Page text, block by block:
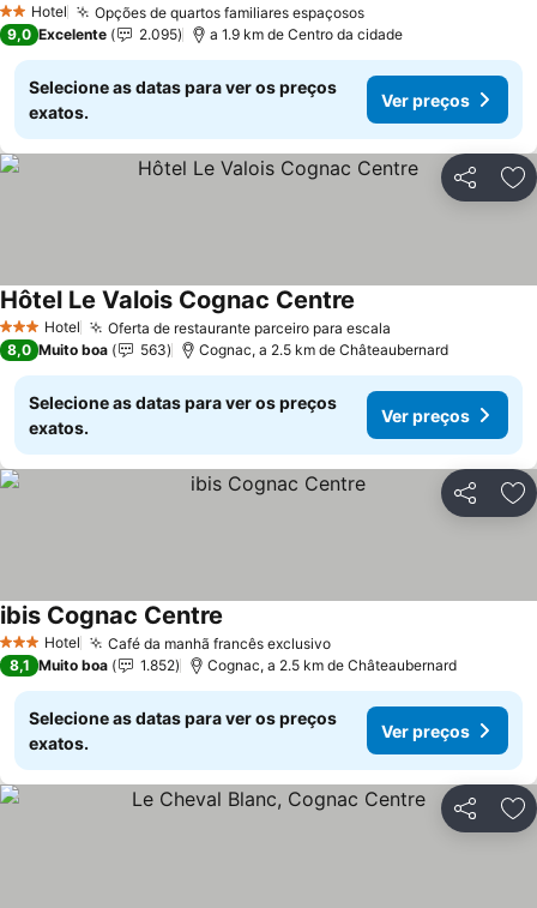
2 Estrelas
Hotel Opções de quartos familiares espaçososVer preços
9,0 Excelente 2.095 a 1.9 km de Centro da cidade
Selecione as datas para ver os preços
exatos.
Ver preços
Partilhar
3 EstrelasHotel Oferta de restaurante parceiro para escala
Hôtel Le Valois Cognac Centre
8,0 Muito boa 563 Cognac, a 2.5 km de Châteaubernard
Selecione as datas para ver os preços
exatos.
Ver preços
Partilhar
3 EstrelasHotel Café da manhã francês exclusivoVer preços
ibis Cognac Centre
8,1 Muito boa 1.852 Cognac, a 2.5 km de Châteaubernard
Selecione as datas para ver os preços
exatos.
Ver preços
Partilhar